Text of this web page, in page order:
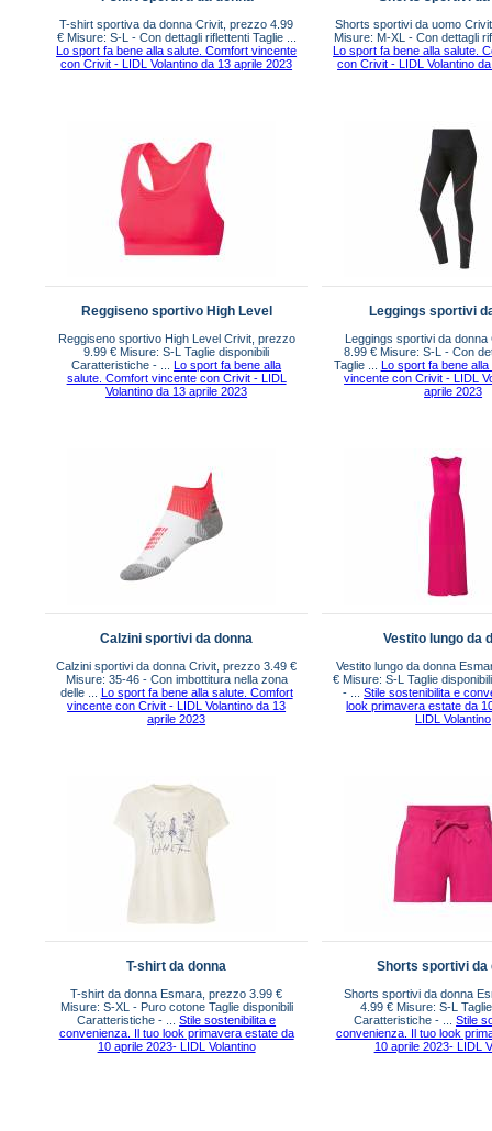
T-shirt sportiva da donna Crivit, prezzo 4.99
€ Misure: S-L - Con dettagli riflettenti Taglie ...
Lo sport fa bene alla salute. Comfort vincente
con Crivit - LIDL Volantino da 13 aprile 2023
Shorts sportivi da uomo
Misure: M-XL - Con dettagli
Lo sport fa bene alla salute.
con Crivit - LIDL Volantino
Reggiseno sportivo High Level
Reggiseno sportivo High Level Crivit, prezzo
9.99 € Misure: S-L Taglie disponibili
Caratteristiche - ...Lo sport fa bene alla
salute. Comfort vincente con Crivit - LIDL
Volantino da 13 aprile 2023
Leggings sportivi
Leggings sportivi da
8.99 € Misure: S-L - Con
Taglie ... Lo sport fa bene
vincente con Crivit - LIDL
aprile 2023
Calzini sportivi da donna
Calzini sportivi da donna Crivit, prezzo 3.49 €
Misure: 35-46 - Con imbottitura nella zona
delle ... Lo sport fa bene alla salute. Comfort
vincente con Crivit - LIDL Volantino da 13
aprile 2023
Vestito lungo da
Vestito lungo da donna
€ Misure: S-L Taglie
- ...Stile sostenibilita e
look primavera estate da
LIDL Volantino
T-shirt da donna
T-shirt da donna Esmara, prezzo 3.99 €
Misure: S-XL - Puro cotone Taglie disponibili
Caratteristiche - ...Stile sostenibilita e
convenienza. Il tuo look primavera estate da
10 aprile 2023- LIDL Volantino
Shorts sportivi da
Shorts sportivi da donna
4.99 € Misure: S-L
Caratteristiche - ...Stile
convenienza. Il tuo look
10 aprile 2023- LIDL